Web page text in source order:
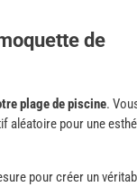
de
plage de piscine.
aléatoire pour une
pour créer un